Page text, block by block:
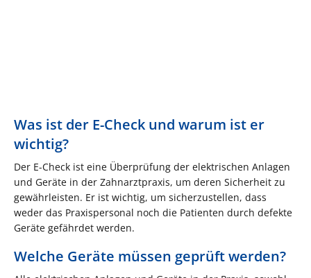
Was ist der E-Check und warum ist er
wichtig?
Der E-Check ist eine Überprüfung der elektrischen Anlagen
und Geräte in der Zahnarztpraxis, um deren Sicherheit zu
gewährleisten. Er ist wichtig, um sicherzustellen, dass
weder das Praxispersonal noch die Patienten durch defekte
Geräte gefährdet werden.
Welche Geräte müssen geprüft werden?